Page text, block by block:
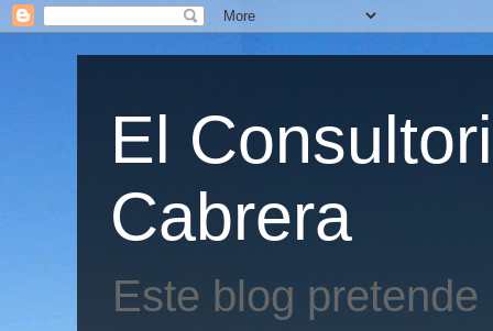
El
Cabrera
Este blog